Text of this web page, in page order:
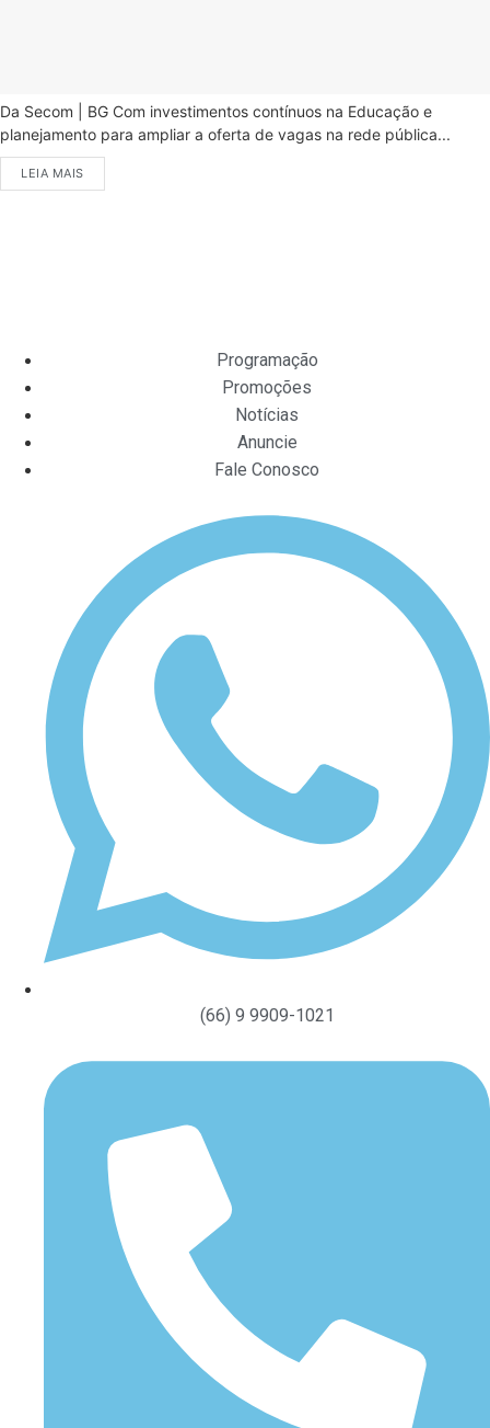
Da Secom | BG Com investimentos contínuos na Educação e
planejamento para ampliar a oferta de vagas na rede pública...
LEIA MAIS
Programação
Promoções
Notícias
Anuncie
Fale Conosco
(66) 9 9909-1021